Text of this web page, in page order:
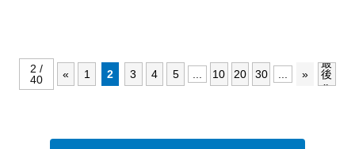
2 /
40
« 1 2 3 4 5 10 20 30 »
最
後
»